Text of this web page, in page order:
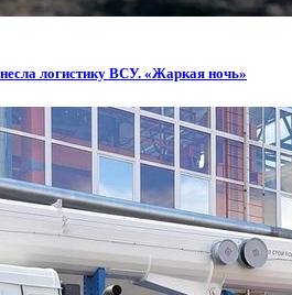
логистику ВСУ. «Жаркая ночь»